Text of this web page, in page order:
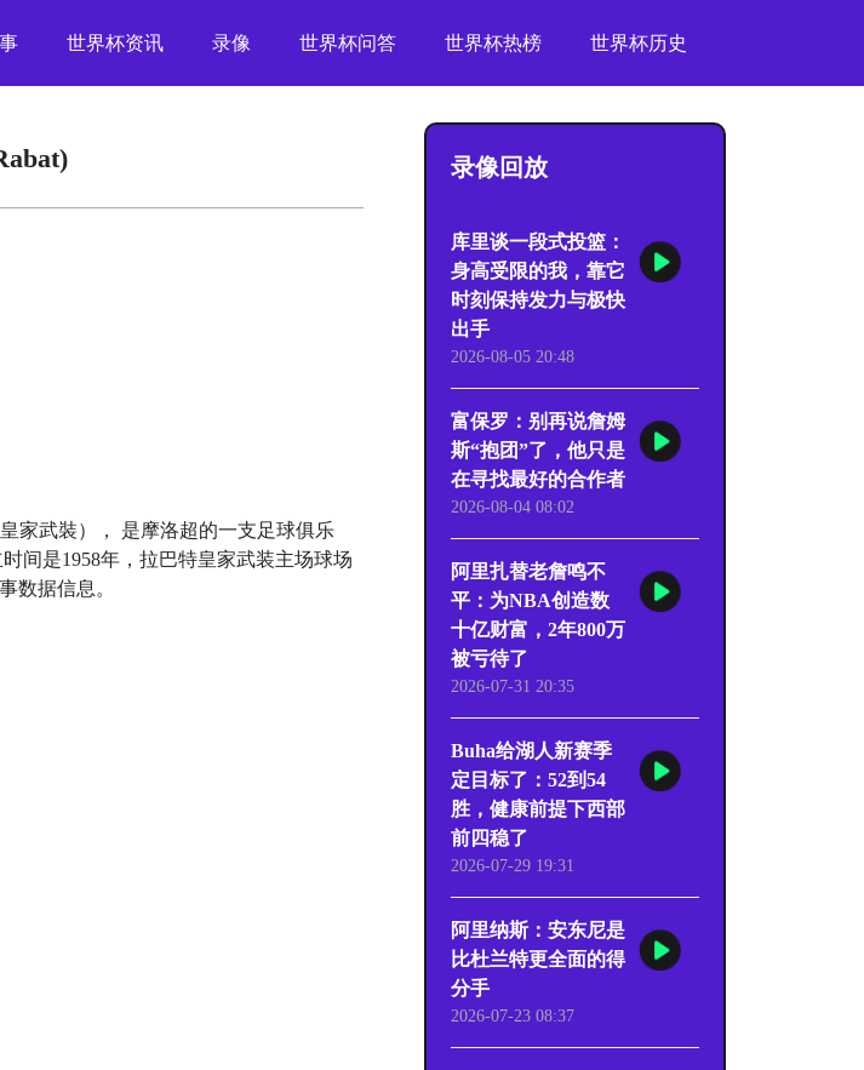
世界杯资讯 录像 世界杯问答 世界杯热榜 世界杯历史
家武裝）， 是摩洛超的一支足球俱乐
间是1958年，拉巴特皇家武装主场球场
数据信息。
录像回放
库里谈一段式投篮：
身高受限的我，靠它
时刻保持发力与极快
出手
2026-08-05 20:48
富保罗：别再说詹姆
斯“抱团”了，他只是
在寻找最好的合作者
2026-08-04 08:02
阿里扎替老詹鸣不
平：为NBA创造数
十亿财富，2年800万
被亏待了
2026-07-31 20:35
Buha给湖人新赛季
定目标了：52到54
胜，健康前提下西部
前四稳了
2026-07-29 19:31
阿里纳斯：安东尼是
比杜兰特更全面的得
分手
2026-07-23 08:37